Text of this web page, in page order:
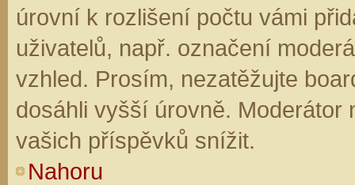
úrovní k rozlišení počtu vámi
uživatelů, např. označení
vzhled. Prosím, nezatěžujte
dosáhli vyšší úrovně. Moderátor
vašich příspěvků snížit.
Nahoru